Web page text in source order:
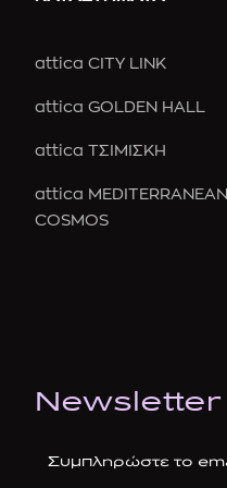
attica CITY LINK
attica GOLDEN HALL
attica ΤΣΙΜΙΣΚΗ
attica MEDITERRANEAN
COSMOS
Newsletter